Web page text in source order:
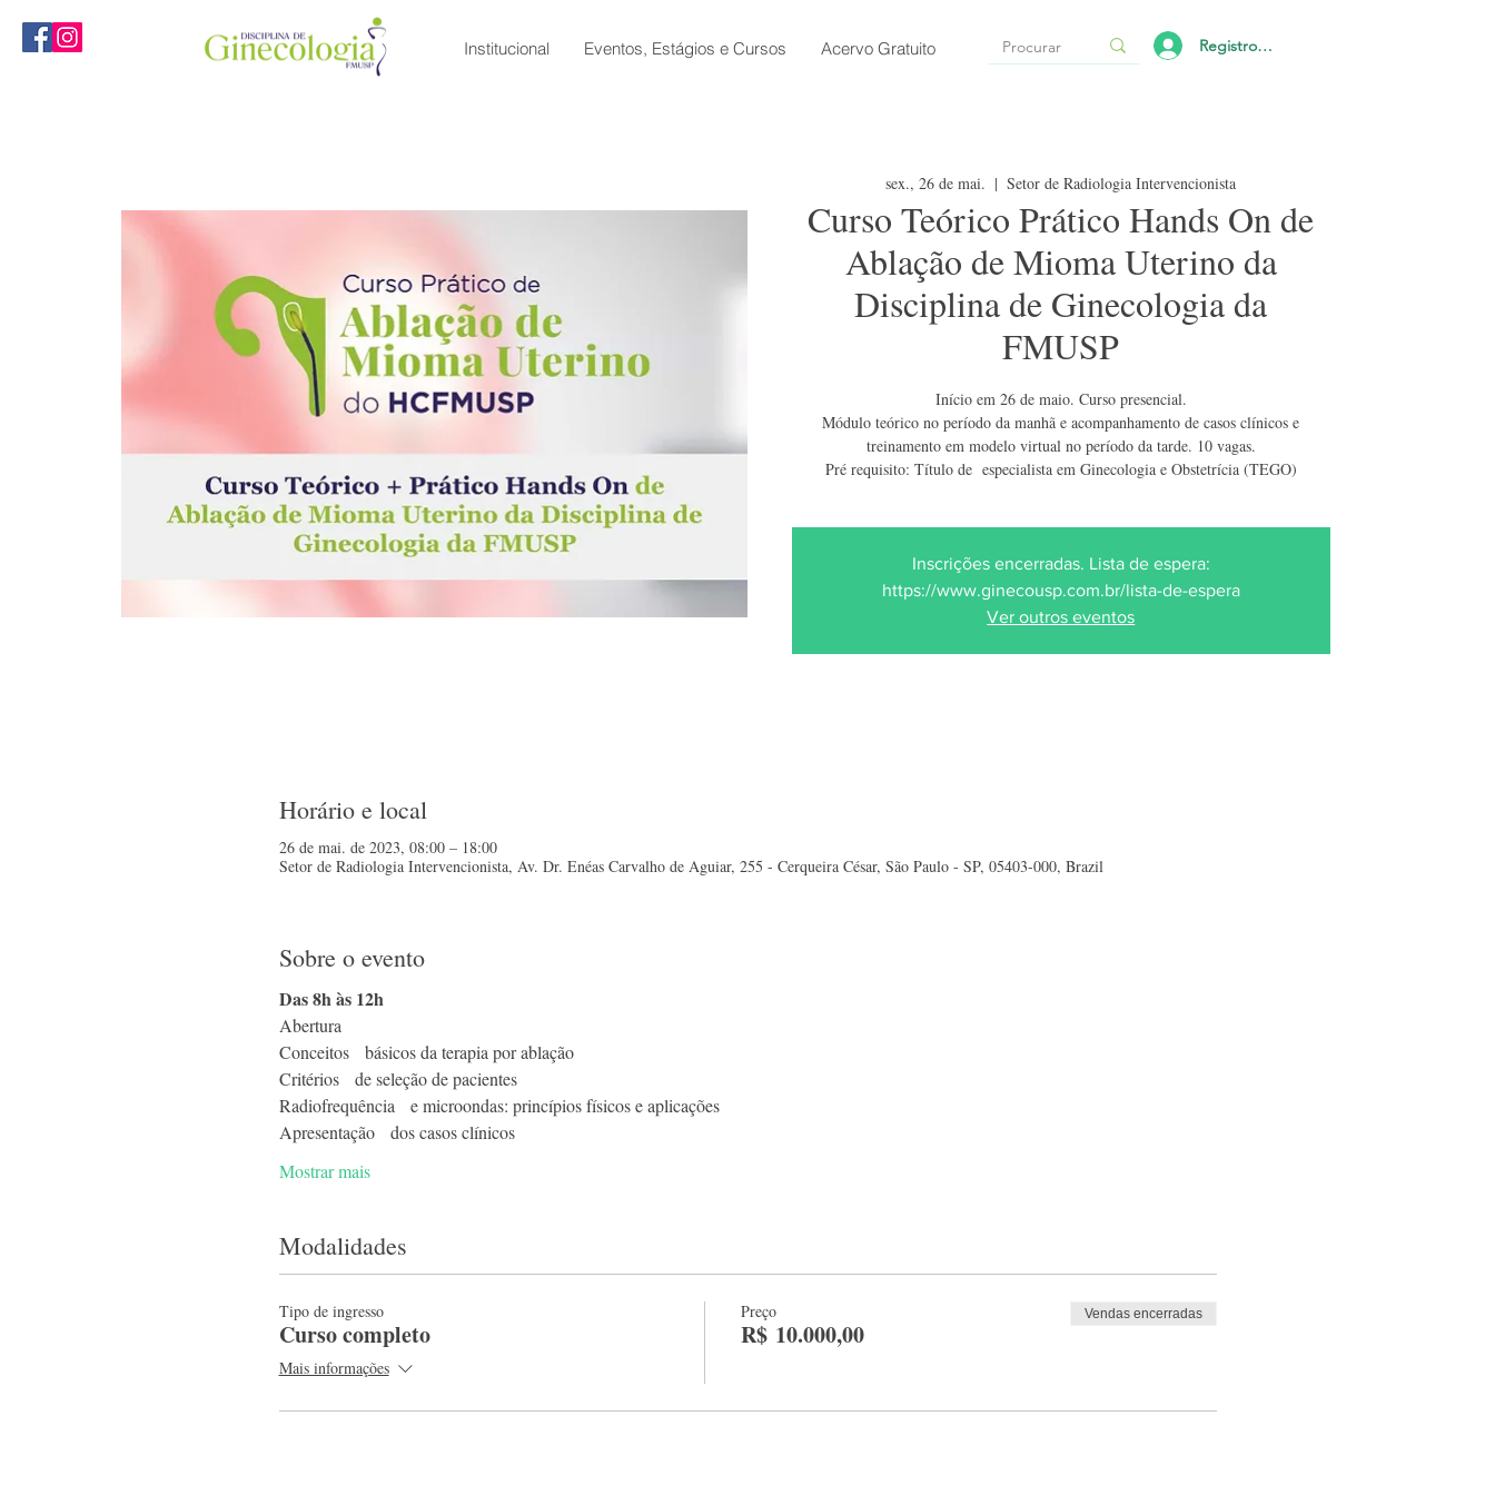
MENU
Registro/Login
Institucional Eventos, Estágios e Cursos Acervo Gratuito
sex., 26 de mai.
  |
Setor de Radiologia Intervencionista
Curso Teórico Prático Hands On de
Ablação de Mioma Uterino da
Disciplina de Ginecologia da
FMUSP
Início em 26 de maio. Curso presencial.
Módulo teórico no período da manhã e acompanhamento de casos clínicos e
treinamento em modelo virtual no período da tarde. 10 vagas.
Pré requisito: Título de especialista em Ginecologia e Obstetrícia (TEGO)
Inscrições encerradas. Lista de espera:
https://www.ginecousp.com.br/lista-de-espera
Ver outros eventos
Horário e local
26 de mai. de 2023, 08:00 – 18:00
Setor de Radiologia Intervencionista, Av. Dr. Enéas Carvalho de Aguiar, 255 - Cerqueira César, São Paulo - SP, 05403-000, Brazil
Sobre o evento
Das 8h às 12h
Abertura
Conceitos   básicos da terapia por ablação
Critérios   de seleção de pacientes
Radiofrequência   e microondas: princípios físicos e aplicações
Apresentação   dos casos clínicos
Mostrar mais
Modalidades
Tipo de ingresso
Curso completo
Mais informações
Preço
R$ 10.000,00
Vendas encerradas